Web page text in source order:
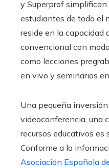
y Superprof simplifican
estudiantes de todo el
reside en la capacidad
convencional con
como lecciones
en vivo y seminarios
Una pequeña
videoconferencia, una
recursos educativos es
Conforme a la
Asociación Española